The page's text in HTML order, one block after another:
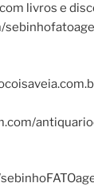
livros e